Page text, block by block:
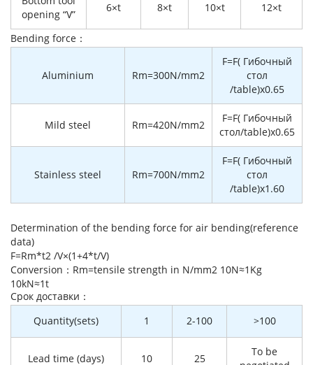
opening “V”
6×t 8×t 10×t 12×t
Bending force：
Aluminium Rm=300N/mm2
F=F( Гибочный
стол
/table)x0.65
Mild steel Rm=420N/mm2
F=F( Гибочный
стол/table)x0.65
Stainless steel Rm=700N/mm2
F=F( Гибочный
стол
/table)x1.60
Determination of the bending force for air bending(reference
data)
F=Rm*t2 /V×(1+4*t/V)
Conversion：Rm=tensile strength in N/mm2 10N≈1Kg
10kN≈1t
Cрок доставки：
Quantity(sets)
1 2-100 >100
Lead time (days) 10 25
To be